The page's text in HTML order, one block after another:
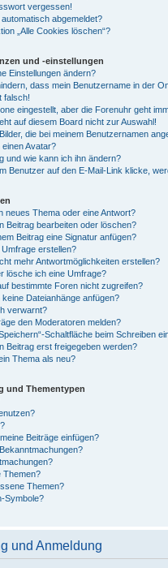
vergessen!
abgemeldet?
„Alle Cookies löschen“?
und -einstellungen
Einstellungen ändern?
dass mein Benutzername in der
falsch!
eingestellt, aber die Forenuhr geht
auf diesem Board nicht zur Auswahl!
die bei meinem Benutzernamen
Avatar?
und wie kann ich ihn ändern?
Benutzer auf den E-Mail-Link klicke,
neues Thema oder eine Antwort?
Beitrag bearbeiten oder löschen?
Beitrag eine Signatur anfügen?
erstellen?
mehr Antwortmöglichkeiten erstellen?
lösche ich eine Umfrage?
bestimmte Foren nicht zugreifen?
Dateianhänge anfügen?
verwarnt?
den Moderatoren melden?
Schaltfläche beim Schreiben
Beitrag erst freigegeben werden?
Thema als neu?
und Thementypen
Beiträge einfügen?
Themen?
Themen?
Symbole?
und Anmeldung